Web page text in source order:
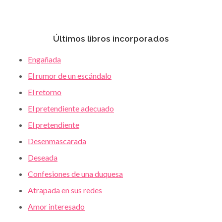
Últimos libros incorporados
Engañada
El rumor de un escándalo
El retorno
El pretendiente adecuado
El pretendiente
Desenmascarada
Deseada
Confesiones de una duquesa
Atrapada en sus redes
Amor interesado